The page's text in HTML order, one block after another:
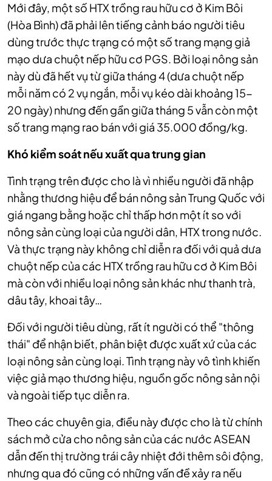
Mới đây, một số HTX trồng rau hữu cơ ở Kim Bôi
(Hòa Bình) đã phải lên tiếng cảnh báo người tiêu
dùng trước thực trạng có một số trang mạng giả
mạo dưa chuột nếp hữu cơ PGS. Bởi loại nông sản
này dù đã hết vụ từ giữa tháng 4 (dưa chuột nếp
mỗi năm có 2 vụ ngắn, mỗi vụ kéo dài khoảng 15-
20 ngày) nhưng đến gần giữa tháng 5 vẫn còn một
số trang mạng rao bán với giá 35.000 đồng/kg.
Khó kiểm soát nếu xuất qua trung gian
Tình trạng trên được cho là vì nhiều người đã nhập
nhằng thương hiệu để bán nông sản Trung Quốc với
giá ngang bằng hoặc chỉ thấp hơn một ít so với
nông sản cùng loại của người dân, HTX trong nước.
Và thực trạng này không chỉ diễn ra đối với quả dưa
chuột nếp của các HTX trồng rau hữu cơ ở Kim Bôi
mà còn với nhiều loại nông sản khác như thanh trà,
dâu tây, khoai tây…
Đối với người tiêu dùng, rất ít người có thể "thông
thái" để nhận biết, phân biệt được xuất xứ của các
loại nông sản cùng loại. Tình trạng này vô tình khiến
việc giả mạo thương hiệu, nguồn gốc nông sản nội
và ngoài tiếp tục diễn ra.
Theo các chuyên gia, điều này được cho là từ chính
sách mở cửa cho nông sản của các nước ASEAN
dẫn đến thị trường trái cây nhiệt đới thêm sôi động,
nhưng qua đó cũng có những vấn đề xảy ra nếu